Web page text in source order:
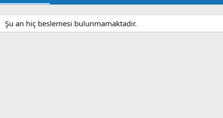
Şu an hiç beslemesi bulunmamaktadır.